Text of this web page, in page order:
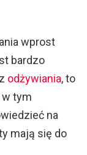
wprost
bardzo
odżywiania, to
w tym
na
mają się do